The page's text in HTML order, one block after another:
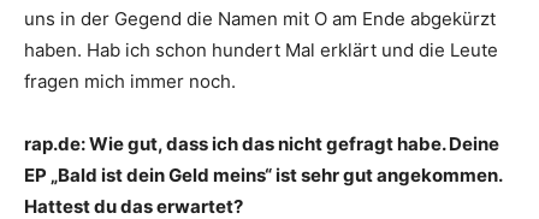
uns in der Gegend die Namen mit O am Ende abgekürzt
haben. Hab ich schon hundert Mal erklärt und die Leute
fragen mich immer noch.
rap.de: Wie gut, dass ich das nicht gefragt habe. Deine
EP „Bald ist dein Geld meins“ ist sehr gut angekommen.
Hattest du das erwartet?